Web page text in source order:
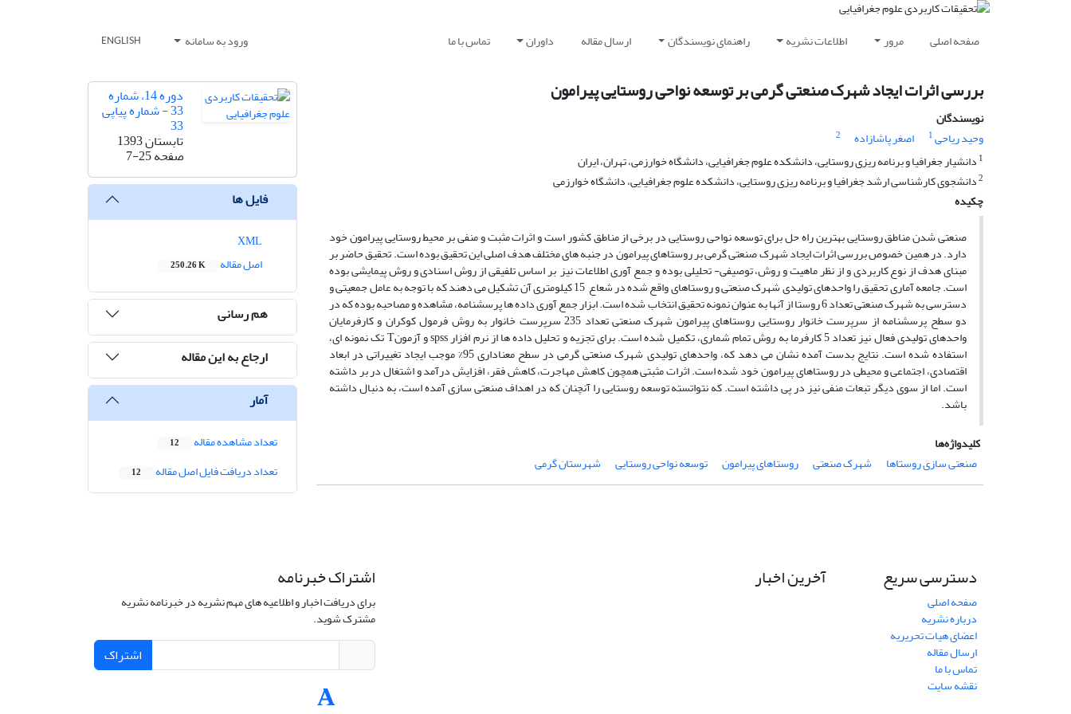
صفحه اصلی مرور اطلاعات نشریه راهنمای نویسندگان ارسال مقاله داوران تماس با ما ورود به سامانه ENGLISH
بررسی اثرات ایجاد شهرک صنعتی گرمی بر توسعه نواحی روستایی پیرامون
نویسندگان
وحید ریاحی1 اصغر پاشازاده
2
1 دانشیار جغرافیا و برنامه ریزی روستایی، دانشکده علوم جغرافیایی، دانشگاه خوارزمی، تهران، ایران
2دانشجوی کارشناسی ارشد جغرافیا و برنامه ریزی روستایی، دانشکده علوم جغرافیایی، دانشگاه خوارزمی
چکیده
صنعتی شدن مناطق روستایی بهترین راه حل برای توسعه نواحی روستایی در برخی از مناطق کشور است و اثرات مثبت و منفی بر محیط روستایی پیرامون خود
دارد. در همین خصوص بررسی اثرات ایجاد شهرک صنعتی گرمی بر روستاهای پیرامون در جنبه های مختلف هدف اصلی این تحقیق بوده است. تحقیق حاضر بر
مبنای هدف از نوع کاربردی و از نظر ماهیت و روش، توصیفی- تحلیلی بوده و جمع آوری اطلاعات نیز بر اساس تلفیقی از روش اسنادی و روش پیمایشی بوده
است. جامعه آماری تحقیق را واحدهای تولیدی شهرک صنعتی و روستاهای واقع شده در شعاع 15 کیلومتری آن تشکیل می دهند که با توجه به عامل جمعیتی و
دسترسی به شهرک صنعتی تعداد 6 روستا از آنها به عنوان نمونه تحقیق انتخاب شده است. ابزار جمع آوری داده ها پرسشنامه، مشاهده و مصاحبه بوده که در
دو سطح پرسشنامه از سرپرست خانوار روستایی روستاهای پیرامون شهرک صنعتی تعداد 235 سرپرست خانوار به روش فرمول کوکران و کارفرمایان
واحدهای تولیدی فعال نیز تعداد 5 کارفرما به روش تمام شماری، تکمیل شده است. برای تجزیه و تحلیل داده ها از نرم افزار spss و آزمونT تک نمونه ای،
استفاده شده است. نتایج بدست آمده نشان می دهد که، واحدهای تولیدی شهرک صنعتی گرمی در سطح معناداری 95% موجب ایجاد تغییراتی در ابعاد
اقتصادی، اجتماعی و محیطی در روستاهای پیرامون خود شده است. اثرات مثبتی همچون کاهش مهاجرت، کاهش فقر، افزایش درآمد و اشتغال در بر داشته
است. اما از سوی دیگر تبعات منفی نیز در پی داشته است. که نتواتسته توسعه روستایی را آنچنان که در اهداف صنعتی سازی آمده است، به دنبال داشته
باشد.
کلیدواژه‌ها
صنعتی سازی روستاها
شهرک صنعتی روستاهای پیرامون توسعه نواحی روستایی شهرستان گرمی
دوره 14، شماره
33 - شماره پیاپی
33
تابستان 1393
صفحه7-25
فایل ها
اصل مقاله
250.26 K
هم رسانی
ارجاع به این مقاله
آمار
تعداد مشاهده مقاله 12
تعداد دریافت فایل اصل مقاله 12
دسترسی سریع
صفحه اصلی
درباره نشریه
اعضای هیات تحریریه
ارسال مقاله
تماس با ما
نقشه سایت
آخرین اخبار اشتراک خبرنامه
برای دریافت اخبار و اطلاعیه های مهم نشریه در خبرنامه نشریه
مشترک شوید.
اشتراک